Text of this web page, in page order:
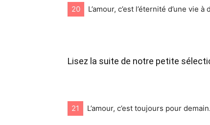
20 L’amour, c’est l’éternité d’une vie à
Lisez la suite de notre petite
21 L’amour, c’est toujours pour demain.